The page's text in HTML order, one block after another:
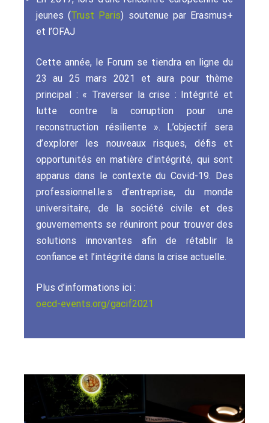
jeunes (Trust Paris) soutenue par Erasmus+
et l’OFAJ
Cette année, le Forum se tiendra en ligne du
23 au 25 mars 2021 et aura pour thème
principal : « Traverser la crise : Intégrité et
lutte contre la corruption pour une
reconstruction résiliente ». L’objectif sera
d’explorer les nouveaux risques, défis et
opportunités en matière d’intégrité, qui sont
apparus dans le contexte du Covid-19. Des
professionnel.le.s d’entreprise, du monde
universitaire, de la société civile et des
gouvernements se réuniront pour trouver des
solutions innovantes afin de rétablir la
confiance et l’intégrité dans la crise actuelle.
Plus d’informations ici :
oecd-events.org/gacif2021